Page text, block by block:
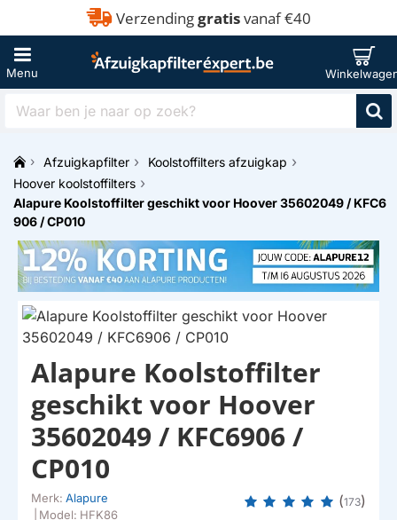
Verzendinggratisvanaf €40
Waar
naar
op
zoek?
h
o
m
e
Afzuigkapfilter
Koolstoffilters afzuigkap
Hoover koolstoffilters
Alapure Koolstoffilter geschikt voor Hoover 35602049 / KFC6
906 / CP010
HUISMERK
Alapure Koolstoffilter
geschikt voor Hoover
35602049 / KFC6906 /
CP010
Merk: Alapure
Model: HFK86
(173)